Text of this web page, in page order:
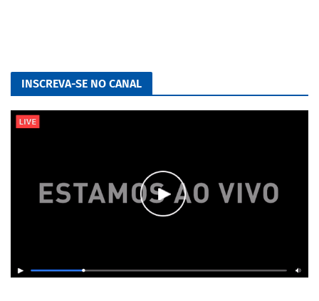
INSCREVA-SE NO CANAL